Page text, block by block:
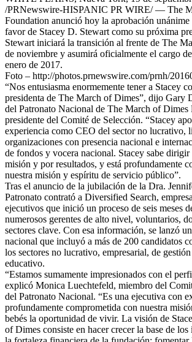
/PRNewswire-HISPANIC PR WIRE/ — The
Foundation anunció hoy la aprobación unánime
favor de Stacey D. Stewart como su próxima
Stewart iniciará la transición al frente de The
de noviembre y asumirá oficialmente el cargo
enero de 2017.
Foto – http://photos.prnewswire.com/prnh/
“Nos entusiasma enormemente tener a Stacey
presidenta de The March of Dimes”, dijo Gary
del Patronato Nacional de The March of Dimes
presidente del Comité de Selección. “Stacey
experiencia como CEO del sector no lucrativo,
organizaciones con presencia nacional e
de fondos y vocera nacional. Stacey sabe
misión y por resultados, y está profundamente
nuestra misión y espíritu de servicio público”.
Tras el anuncio de la jubilación de la Dra.
Patronato contrató a Diversified Search,
ejecutivos que inició un proceso de seis meses
numerosos gerentes de alto nivel, voluntarios,
sectores clave. Con esa información, se lanzó
nacional que incluyó a más de 200 candidatos
los sectores no lucrativo, empresarial, de
educativo.
“Estamos sumamente impresionados con el
explicó Monica Luechtefeld, miembro del
del Patronato Nacional. “Es una ejecutiva con
profundamente comprometida con nuestra
bebés la oportunidad de vivir. La visión de
of Dimes consiste en hacer crecer la base de